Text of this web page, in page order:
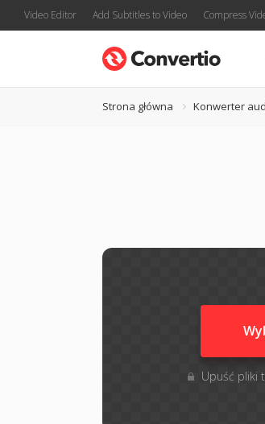
Video Editor Add Subtitles to Video Compress
Strona główna Konwerter
Upuść pliki